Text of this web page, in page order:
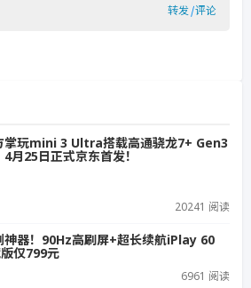
转发|评论
掌玩mini 3 Ultra搭载高通骁龙7+ Gen3
月25日正式京东首发！
20241 阅读
神器！90Hz高刷屏+超长续航iPlay 60
仅799元
6961 阅读